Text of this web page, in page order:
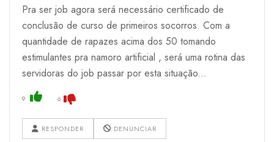
Pra ser job agora será necessário certificado de
conclusão de curso de primeiros socorros. Com a
quantidade de rapazes acima dos 50 tomando
estimulantes pra namoro artificial , será uma rotina das
servidoras do job passar por esta situação...
9 6
RESPONDER DENUNCIAR